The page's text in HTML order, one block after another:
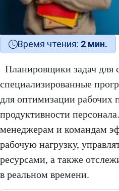
Время чтения: 2 мин.
Планировщики задач для
специализированные
для оптимизации рабочих
продуктивности
менеджерам и командам
рабочую нагрузку,
ресурсами, а также
в реальном времени.